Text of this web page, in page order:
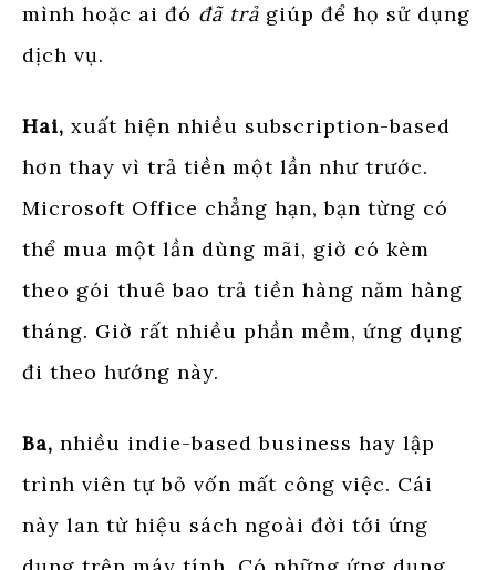
mình hoặc ai đó đã trả giúp để họ sử dụng
dịch vụ.
Hai, xuất hiện nhiều subscription-based
hơn thay vì trả tiền một lần như trước.
Microsoft Office chẳng hạn, bạn từng có
thể mua một lần dùng mãi, giờ có kèm
theo gói thuê bao trả tiền hàng năm hàng
tháng. Giờ rất nhiều phần mềm, ứng dụng
đi theo hướng này.
Ba, nhiều indie-based business hay lập
trình viên tự bỏ vốn mất công việc. Cái
này lan từ hiệu sách ngoài đời tới ứng